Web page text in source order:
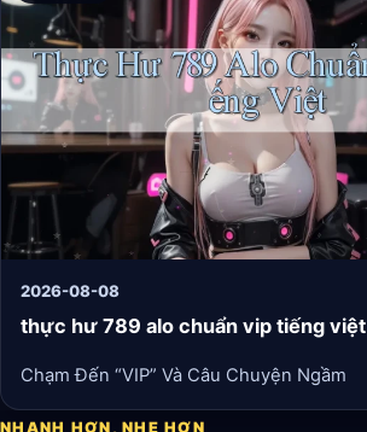
2026-08-08
thực hư 789 alo chuẩn vip tiếng việt
Chạm Đến “VIP” Và Câu Chuyện Ngầm
NHANH HƠN, NHẸ HƠN